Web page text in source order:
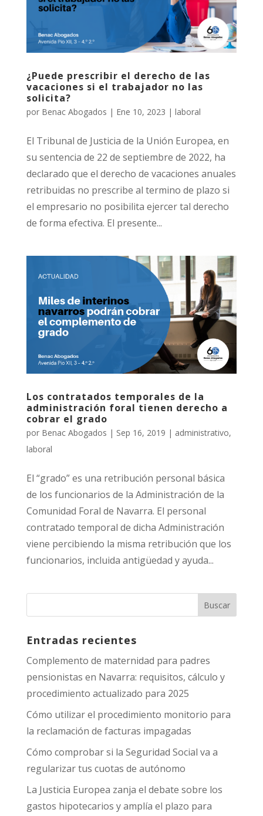
¿Puede prescribir el derecho de las
vacaciones si el trabajador no las
solicita?
por Benac Abogados | Ene 10, 2023 | laboral
El Tribunal de Justicia de la Unión Europea, en
su sentencia de 22 de septiembre de 2022, ha
declarado que el derecho de vacaciones anuales
retribuidas no prescribe al termino de plazo si
el empresario no posibilita ejercer tal derecho
de forma efectiva. El presente...
Los contratados temporales de la
administración foral tienen derecho a
cobrar el grado
por Benac Abogados | Sep 16, 2019 | administrativo,
laboral
El “grado” es una retribución personal básica
de los funcionarios de la Administración de la
Comunidad Foral de Navarra. El personal
contratado temporal de dicha Administración
viene percibiendo la misma retribución que los
funcionarios, incluida antigüedad y ayuda...
Entradas recientes
Complemento de maternidad para padres
pensionistas en Navarra: requisitos, cálculo y
procedimiento actualizado para 2025
Cómo utilizar el procedimiento monitorio para
la reclamación de facturas impagadas
Cómo comprobar si la Seguridad Social va a
regularizar tus cuotas de autónomo
La Justicia Europea zanja el debate sobre los
gastos hipotecarios y amplía el plazo para